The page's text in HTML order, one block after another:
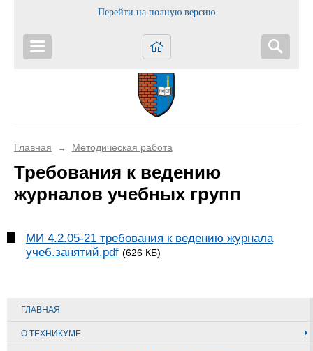
Перейти на полную версию
Главная → Методическая работа
Требования к ведению
журналов учебных групп
МИ 4.2.05-21 требования к ведению журнала
учеб.занятий.pdf (626 КБ)
ГЛАВНАЯ
О ТЕХНИКУМЕ